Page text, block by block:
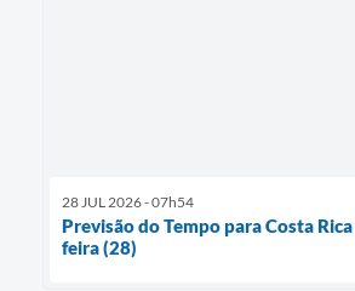
28 JUL 2026 - 07h54
Previsão do Tempo para Costa
feira (28)